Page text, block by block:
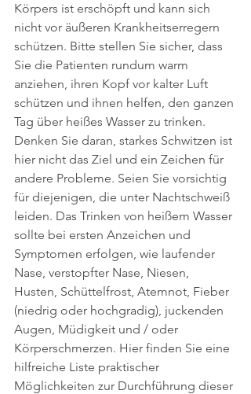
Körpers ist erschöpft und kann sich
nicht vor äußeren Krankheitserregern
schützen. Bitte stellen Sie sicher, dass
Sie die Patienten rundum warm
anziehen, ihren Kopf vor kalter Luft
schützen und ihnen helfen, den ganzen
Tag über heißes Wasser zu trinken.
Denken Sie daran, starkes Schwitzen ist
hier nicht das Ziel und ein Zeichen für
andere Probleme. Seien Sie vorsichtig
für diejenigen, die unter Nachtschweiß
leiden. Das Trinken von heißem Wasser
sollte bei ersten Anzeichen und
Symptomen erfolgen, wie laufender
Nase, verstopfter Nase, Niesen,
Husten, Schüttelfrost, Atemnot, Fieber
(niedrig oder hochgradig), juckenden
Augen, Müdigkeit und / oder
Körperschmerzen. Hier finden Sie eine
hilfreiche Liste praktischer
Möglichkeiten zur Durchführung dieser